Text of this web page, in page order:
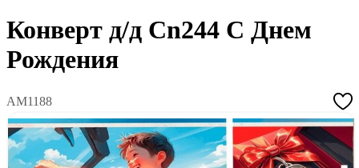
Конверт д/д Сn244 С Днем
Рождения
АМ1188